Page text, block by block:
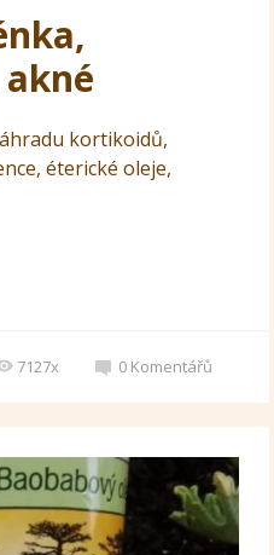
kortikoidů,
éterické oleje,
7127x 0 Komentářů